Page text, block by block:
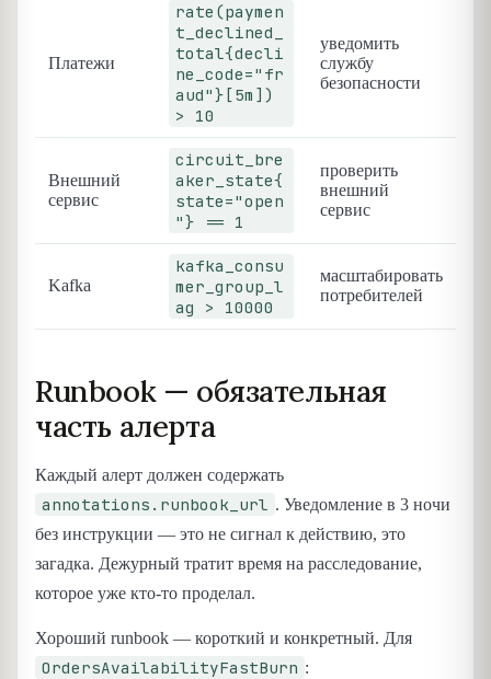
Платежи
rate(paymen
t_declined_
total{decli
ne_code="fr
aud"}[5m])
> 10
уведомить
службу
безопасности
Внешний
сервис
circuit_bre
aker_state{
state="open
"} == 1
проверить
внешний
сервис
Kafka
kafka_consu
mer_group_l
ag > 10000
масштабировать
потребителей
Runbook — обязательная
часть алерта
Каждый алерт должен содержать
annotations.runbook_url . Уведомление в 3 ночи
без инструкции — это не сигнал к действию, это
загадка. Дежурный тратит время на расследование,
которое уже кто-то проделал.
Хороший runbook — короткий и конкретный. Для
OrdersAvailabilityFastBurn :